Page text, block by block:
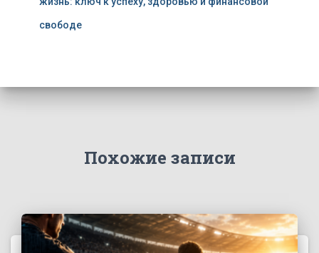
свободе
Похожие записи